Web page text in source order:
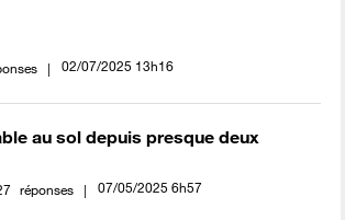
‎02/07/2025 13h16
au sol depuis presque deux
réponses ‎07/05/2025 6h57